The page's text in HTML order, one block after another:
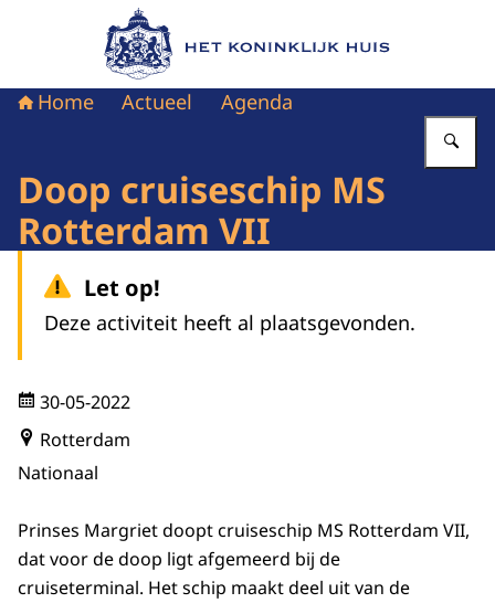
Naar de homepage van Het Koninklijk Huis
Home Actueel Agenda
Doop cruiseschip MS
Rotterdam VII
Let op!
Deze activiteit heeft al plaatsgevonden.
30-05-2022
Rotterdam
Nationaal
Prinses Margriet doopt cruiseschip MS Rotterdam VII,
dat voor de doop ligt afgemeerd bij de
cruiseterminal. Het schip maakt deel uit van de